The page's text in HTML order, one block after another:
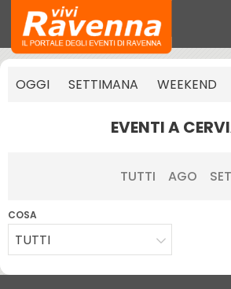
OGGI SETTIMANA WEEKEND
EVENTI A
TUTTI AGO SET
COSA
TUTTI